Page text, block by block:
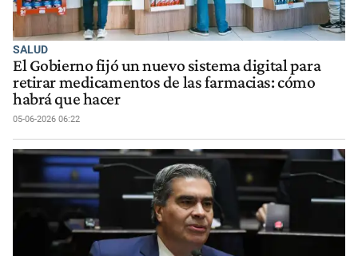
SALUD
El Gobierno fijó un nuevo sistema digital para
retirar medicamentos de las farmacias: cómo
habrá que hacer
05-06-2026 06:22